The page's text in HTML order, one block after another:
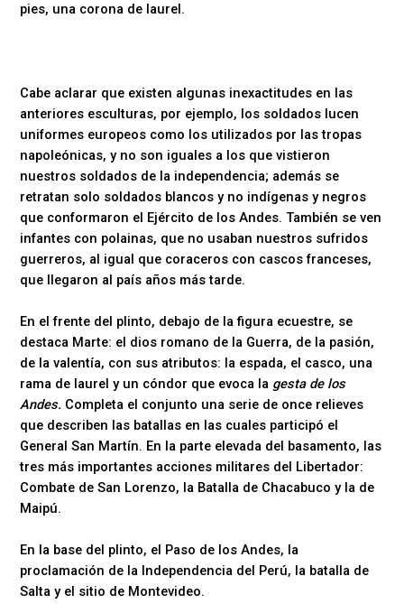
pies, una corona de laurel.
Cabe aclarar que existen algunas inexactitudes en las
anteriores esculturas, por ejemplo, los soldados lucen
uniformes europeos como los utilizados por las tropas
napoleónicas, y no son iguales a los que vistieron
nuestros soldados de la independencia; además se
retratan solo soldados blancos y no indígenas y negros
que conformaron el Ejército de los Andes. También se ven
infantes con polainas, que no usaban nuestros sufridos
guerreros, al igual que coraceros con cascos franceses,
que llegaron al país años más tarde.
En el frente del plinto, debajo de la figura ecuestre, se
destaca Marte: el dios romano de la Guerra, de la pasión,
de la valentía, con sus atributos: la espada, el casco, una
rama de laurel y un cóndor que evoca la gesta de los
Andes. Completa el conjunto una serie de once relieves
que describen las batallas en las cuales participó el
General San Martín. En la parte elevada del basamento, las
tres más importantes acciones militares del Libertador:
Combate de San Lorenzo, la Batalla de Chacabuco y la de
Maipú.
En la base del plinto, el Paso de los Andes, la
proclamación de la Independencia del Perú, la batalla de
Salta y el sitio de Montevideo.